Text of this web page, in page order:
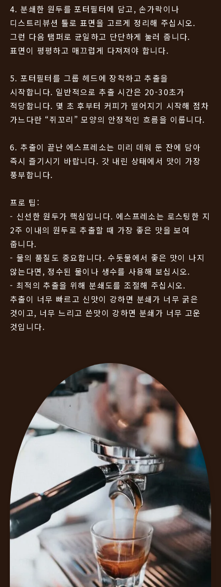
4. 분쇄한 원두를 포터필터에 담고, 손가락이나
디스트리뷰션 툴로 표면을 고르게 정리해 주십시오.
그런 다음 탬퍼로 균일하고 단단하게 눌러 줍니다.
표면이 평평하고 매끄럽게 다져져야 합니다.
5. 포터필터를 그룹 헤드에 장착하고 추출을
시작합니다. 일반적으로 추출 시간은 20-30초가
적당합니다. 몇 초 후부터 커피가 떨어지기 시작해 점차
가느다란 “쥐꼬리” 모양의 안정적인 흐름을 이룹니다.
6. 추출이 끝난 에스프레소는 미리 데워 둔 잔에 담아
즉시 즐기시기 바랍니다. 갓 내린 상태에서 맛이 가장
풍부합니다.
프로 팁:
- 신선한 원두가 핵심입니다. 에스프레소는 로스팅한 지
2주 이내의 원두로 추출할 때 가장 좋은 맛을 보여
줍니다.
- 물의 품질도 중요합니다. 수돗물에서 좋은 맛이 나지
않는다면, 정수된 물이나 생수를 사용해 보십시오.
- 최적의 추출을 위해 분쇄도를 조절해 주십시오.
추출이 너무 빠르고 신맛이 강하면 분쇄가 너무 굵은
것이고, 너무 느리고 쓴맛이 강하면 분쇄가 너무 고운
것입니다.